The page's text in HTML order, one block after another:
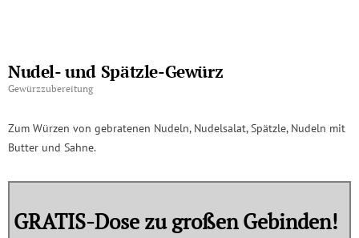
Nudel- und Spätzle-Gewürz
Gewürzzubereitung
Zum Würzen von gebratenen Nudeln, Nudelsalat, Spätzle, Nudeln mit
Butter und Sahne.
GRATIS-Dose zu großen Gebinden!